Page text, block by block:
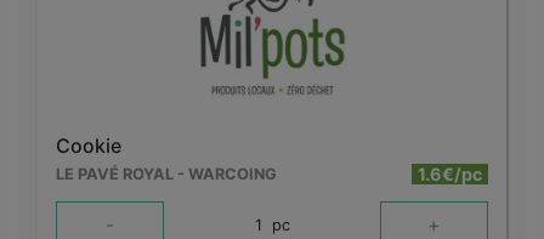
Cookie
LE PAVÉ ROYAL - WARCOING 1.6€/pc
- 1 pc +